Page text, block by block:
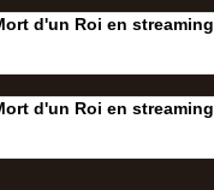
d'un Roi en streaming
d'un Roi en streaming